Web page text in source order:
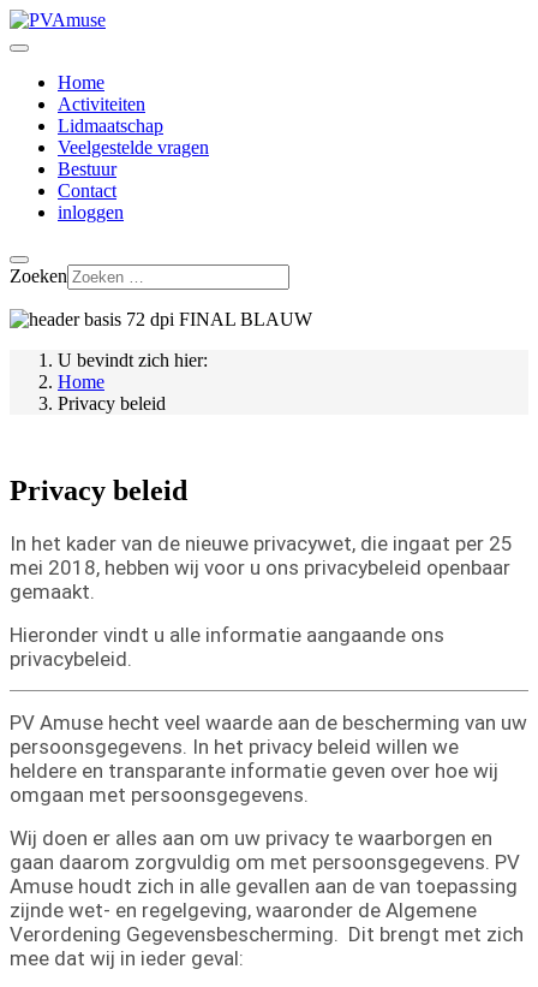
Home
Activiteiten
Lidmaatschap
Veelgestelde vragen
Bestuur
Contact
inloggen
Zoeken
U bevindt zich hier:
Home
Privacy beleid
Privacy beleid
In het kader van de nieuwe privacywet, die ingaat per 25
mei 2018, hebben wij voor u ons privacybeleid openbaar
gemaakt.
Hieronder vindt u alle informatie aangaande ons
privacybeleid.
PV Amuse hecht veel waarde aan de bescherming van uw
persoonsgegevens. In het privacy beleid willen we
heldere en transparante informatie geven over hoe wij
omgaan met persoonsgegevens.
Wij doen er alles aan om uw privacy te waarborgen en
gaan daarom zorgvuldig om met persoonsgegevens. PV
Amuse houdt zich in alle gevallen aan de van toepassing
zijnde wet- en regelgeving, waaronder de Algemene
Verordening Gegevensbescherming. Dit brengt met zich
mee dat wij in ieder geval: